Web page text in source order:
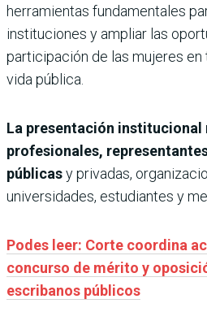
herramientas fundamentales
instituciones y ampliar las
participación de las mujeres
vida pública.
La presentación institucional
profesionales,
públicasy privadas,
universidades, estudiantes y
Podes leer: Corte coordina
concurso de mérito y
escribanos públicos